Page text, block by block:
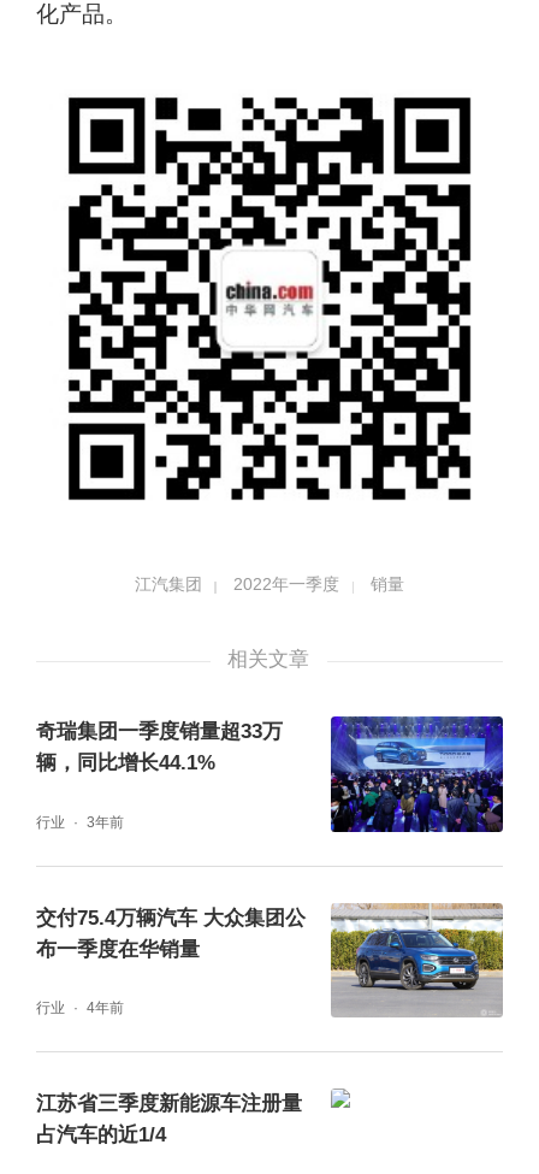
化产品。
江汽集团 2022年一季度 销量
相关文章
奇瑞集团一季度销量超33万
辆，同比增长44.1%
行业 3年前
交付75.4万辆汽车 大众集团公
布一季度在华销量
行业 4年前
江苏省三季度新能源车注册量
占汽车的近1/4